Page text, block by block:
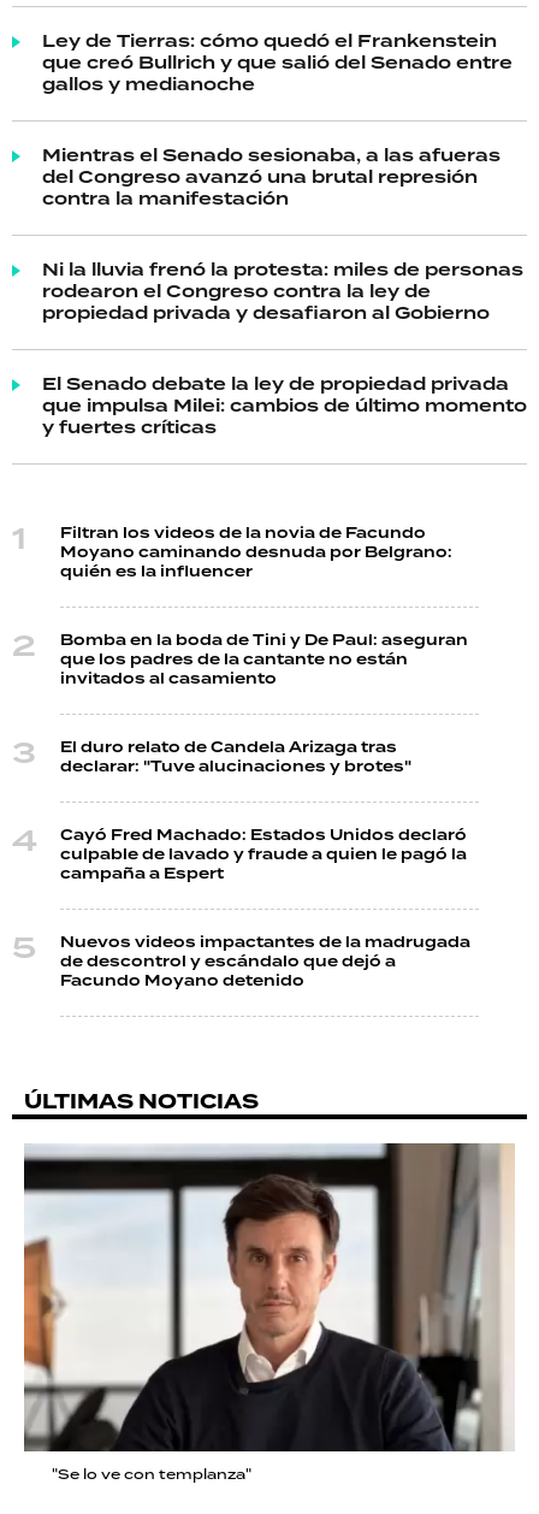
Ley de Tierras: cómo quedó el Frankenstein
que creó Bullrich y que salió del Senado entre
gallos y medianoche
Mientras el Senado sesionaba, a las afueras
del Congreso avanzó una brutal represión
contra la manifestación
Ni la lluvia frenó la protesta: miles de personas
rodearon el Congreso contra la ley de
propiedad privada y desafiaron al Gobierno
El Senado debate la ley de propiedad privada
que impulsa Milei: cambios de último momento
y fuertes críticas
Filtran los videos de la novia de Facundo
Moyano caminando desnuda por Belgrano:
quién es la influencer
Bomba en la boda de Tini y De Paul: aseguran
que los padres de la cantante no están
invitados al casamiento
El duro relato de Candela Arizaga tras
declarar: "Tuve alucinaciones y brotes"
Cayó Fred Machado: Estados Unidos declaró
culpable de lavado y fraude a quien le pagó la
campaña a Espert
Nuevos videos impactantes de la madrugada
de descontrol y escándalo que dejó a
Facundo Moyano detenido
ÚLTIMAS NOTICIAS
"Se lo ve con templanza"